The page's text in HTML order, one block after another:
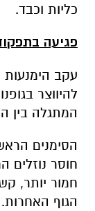
כליות וכבד.
פגיעה
עקב
להיווצר
המתגלה בין
הסימנים
חוסר
חמור יותר,
הגוף האחרות.